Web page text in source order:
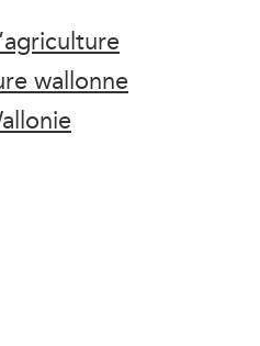
wallonne